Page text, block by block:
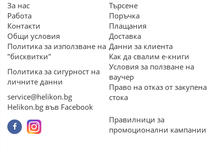
За нас
Работа
Контакти
Общи условия
Политика за използване на
"бисквитки"
Политика за сигурност на
личните данни
service@helikon.bg
Helikon.bg във Facebook
Търсене
Поръчка
Плащания
Доставка
Данни за клиента
Как да свалим е-книги
Условия за ползване на
ваучер
Право на отказ от закупена
стока
Правилници за
промоционални кампании